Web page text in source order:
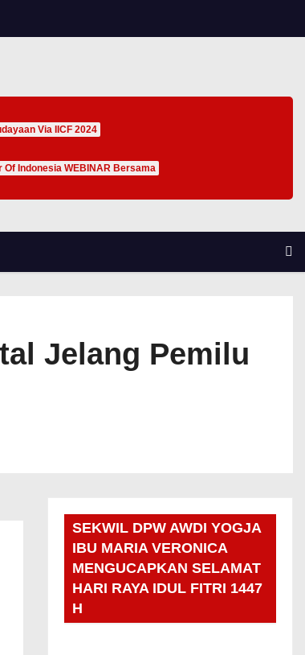
Via IICF 2024
Of Indonesia WEBINAR Bersama
Jelang Pemilu
SEKWIL DPW AWDI YOGJA
IBU MARIA VERONICA
MENGUCAPKAN SELAMAT
HARI RAYA IDUL FITRI 1447
H